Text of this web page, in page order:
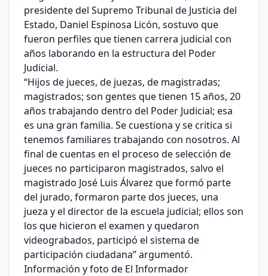
presidente del Supremo Tribunal de Justicia del
Estado, Daniel Espinosa Licón, sostuvo que
fueron perfiles que tienen carrera judicial con
años laborando en la estructura del Poder
Judicial.
“Hijos de jueces, de juezas, de magistradas;
magistrados; son gentes que tienen 15 años, 20
años trabajando dentro del Poder Judicial; esa
es una gran familia. Se cuestiona y se critica si
tenemos familiares trabajando con nosotros. Al
final de cuentas en el proceso de selección de
jueces no participaron magistrados, salvo el
magistrado José Luis Álvarez que formó parte
del jurado, formaron parte dos jueces, una
jueza y el director de la escuela judicial; ellos son
los que hicieron el examen y quedaron
videograbados, participó el sistema de
participación ciudadana” argumentó.
Información y foto de El Informador